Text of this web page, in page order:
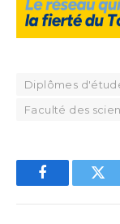
Diplômes
Faculté des
Facebook